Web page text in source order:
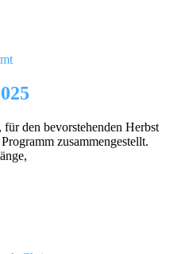
den bevorstehenden Herbst
zusammengestellt.